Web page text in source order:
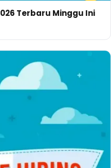
Terbaru Minggu Ini